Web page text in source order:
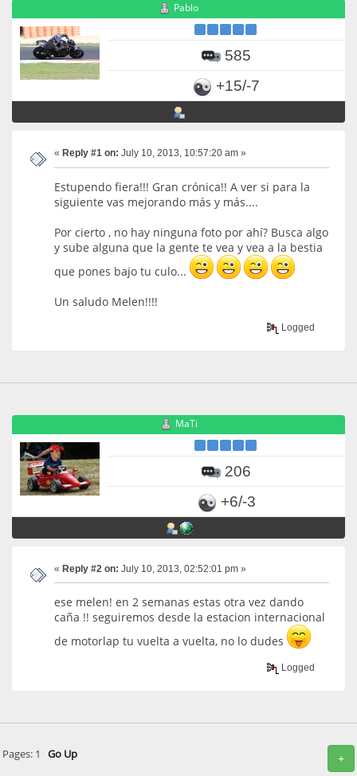
Pablo
585
+15/-7
« Reply #1 on: July 10, 2013, 10:57:20 am »
Estupendo fiera!!! Gran crónica!! A ver si para la
siguiente vas mejorando más y más....
Por cierto , no hay ninguna foto por ahí? Busca algo
y sube alguna que la gente te vea y vea a la bestia
que pones bajo tu culo...
Un saludo Melen!!!!
Logged
MaTi
206
+6/-3
« Reply #2 on: July 10, 2013, 02:52:01 pm »
ese melen! en 2 semanas estas otra vez dando
caña !! seguiremos desde la estacion internacional
de motorlap tu vuelta a vuelta, no lo dudes
Logged
+
Pages: 1 Go Up